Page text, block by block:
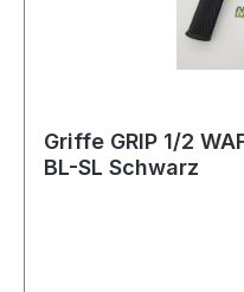
Griffe GRIP 1/2
BL-SL Schwarz